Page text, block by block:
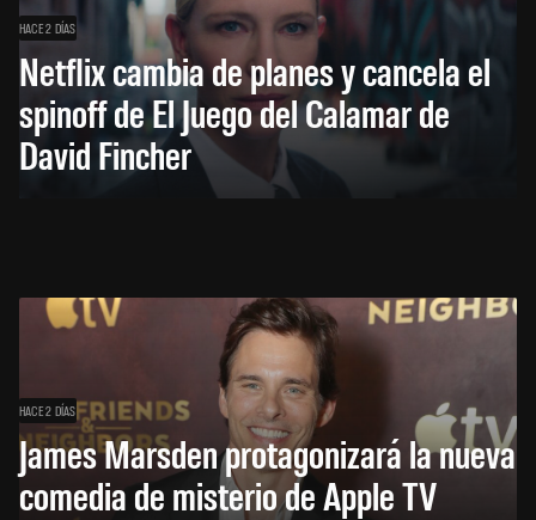
HACE 2 DÍAS
Netflix cambia de planes y cancela el
spinoff de El Juego del Calamar de
David Fincher
HACE 2 DÍAS
James Marsden protagonizará la nueva
comedia de misterio de Apple TV